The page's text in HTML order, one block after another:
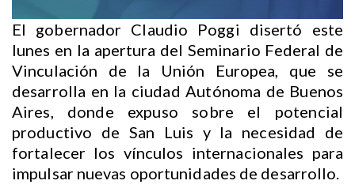
El gobernador Claudio Poggi disertó este
lunes en la apertura del Seminario Federal de
Vinculación de la Unión Europea, que se
desarrolla en la ciudad Autónoma de Buenos
Aires, donde expuso sobre el potencial
productivo de San Luis y la necesidad de
fortalecer los vínculos internacionales para
impulsar nuevas oportunidades de desarrollo.